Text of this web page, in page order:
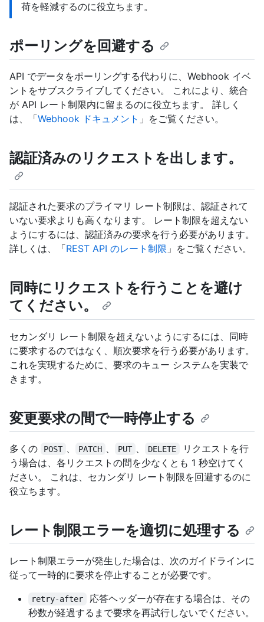
荷を軽減するのに役立ちます。
ポーリングを回避する
API でデータをポーリングする代わりに、Webhook イベ
ントをサブスクライブしてください。 これにより、統合
が API レート制限内に留まるのに役立ちます。 詳しく
は、「Webhook ドキュメント 」をご覧ください。
認証済みのリクエストを出します。
認証された要求のプライマリ レート制限は、認証されて
いない要求よりも高くなります。 レート制限を超えない
ようにするには、認証済みの要求を行う必要があります。
詳しくは、「REST API のレート制限 」をご覧ください。
同時にリクエストを行うことを避け
てください。
セカンダリ レート制限を超えないようにするには、同時
に要求するのではなく、順次要求を行う必要があります。
これを実現するために、要求のキュー システムを実装で
きます。
変更要求の間で一時停止する
多くの POST PATCH PUT DELETE
リクエストを行
う場合は、各リクエストの間を少なくとも 1 秒空けてく
ださい。 これは、セカンダリ レート制限を回避するのに
役立ちます。
レート制限エラーを適切に処理する
レート制限エラーが発生した場合は、次のガイドラインに
従って一時的に要求を停止することが必要です。
retry-after
応答ヘッダーが存在する場合は、その
秒数が経過するまで要求を再試行しないでください。